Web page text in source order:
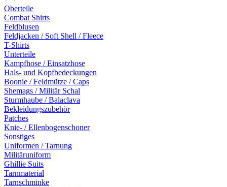
Oberteile
Combat Shirts
Feldblusen
Feldjacken / Soft Shell / Fleece
T-Shirts
Unterteile
Kampfhose / Einsatzhose
Hals- und Kopfbedeckungen
Boonie / Feldmütze / Caps
Shemags / Militär Schal
Sturmhaube / Balaclava
Bekleidungszubehör
Patches
Knie- / Ellenbogenschoner
Sonstiges
Uniformen / Tarnung
Militäruniform
Ghillie Suits
Tarnmaterial
Tarnschminke